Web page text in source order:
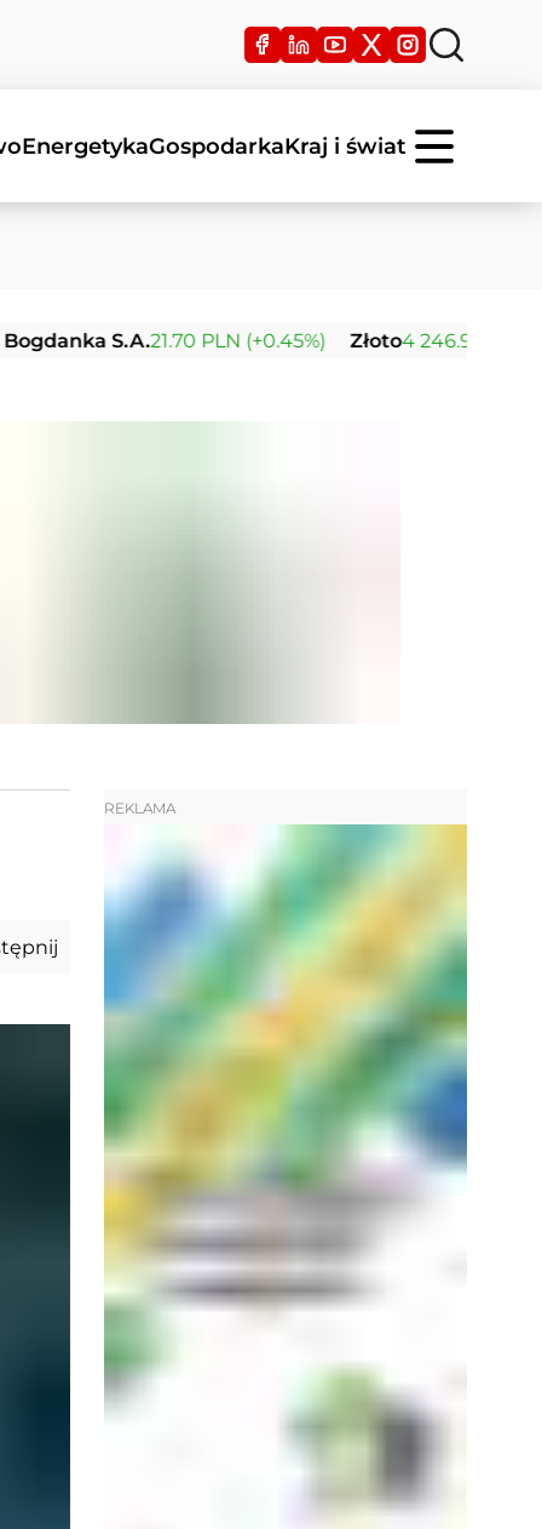
EnergetykaGospodarkaKraj i świat
S.A.21.70 PLN (+0.45%) Złoto4 246.91 USD (0.00%)
REKLAMA